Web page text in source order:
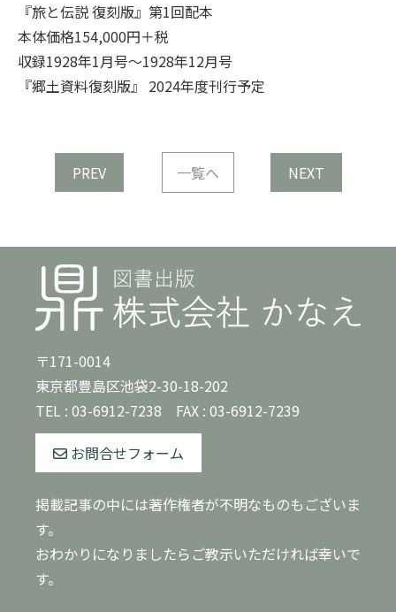
『旅と伝説 復刻版』第1回配本
本体価格154,000円＋税
収録1928年1月号～1928年12月号
『郷土資料復刻版』 2024年度刊行予定
PREV 一覧へ NEXT
〒171-0014
東京都豊島区池袋2-30-18-202
TEL : 03-6912-7238 FAX : 03-6912-7239
お問合せフォーム
掲載記事の中には著作権者が不明なものもございま
す。
おわかりになりましたらご教示いただければ幸いで
す。